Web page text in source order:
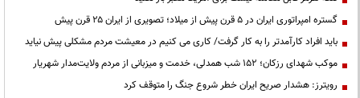
گستره امپراتوری ایران در ۵ قرن پیش از میلاد؛ تصویری از ایران ۲۵ قرن پیش
باید افراد کارآمدتر را به کار گرفت/ کاری می کنیم در معیشت مردم مشکلی پیش نیاید
موکب شهدای رزکان؛ ۱۵۲ شب همدلی، خدمت و میزبانی از مردم ولایت‌مدار شهریار
رویترز: هشدار صریح ایران خطر شروع جنگ را متوقف کرد